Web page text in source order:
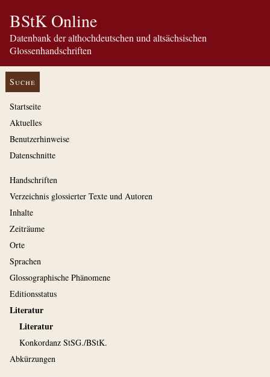
BStK Online
Datenbank der althochdeutschen und altsächsischen
Glossenhandschriften
Suche
Startseite
Aktuelles
Benutzerhinweise
Datenschnitte
Handschriften
Verzeichnis glossierter Texte und Autoren
Inhalte
Zeiträume
Orte
Sprachen
Glossographische Phänomene
Editionsstatus
Literatur
Literatur
Konkordanz StSG./BStK.
Abkürzungen